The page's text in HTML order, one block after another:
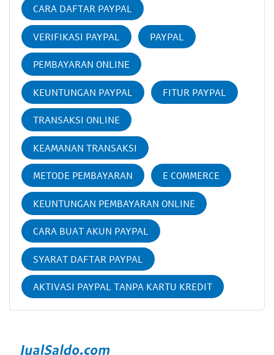
CARA DAFTAR PAYPAL
VERIFIKASI PAYPAL PAYPAL
PEMBAYARAN ONLINE
KEUNTUNGAN PAYPAL FITUR PAYPAL
TRANSAKSI ONLINE
KEAMANAN TRANSAKSI
METODE PEMBAYARAN E COMMERCE
KEUNTUNGAN PEMBAYARAN ONLINE
CARA BUAT AKUN PAYPAL
SYARAT DAFTAR PAYPAL
AKTIVASI PAYPAL TANPA KARTU KREDIT